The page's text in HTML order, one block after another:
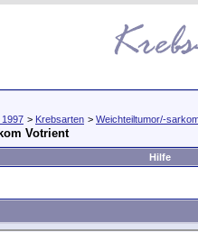
> Krebsarten > Weichteiltumor/-
Votrient
Hilfe